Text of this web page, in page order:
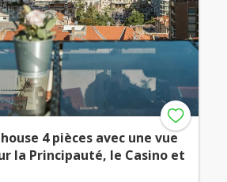
4 pièces avec une vue
la Principauté, le Casino et